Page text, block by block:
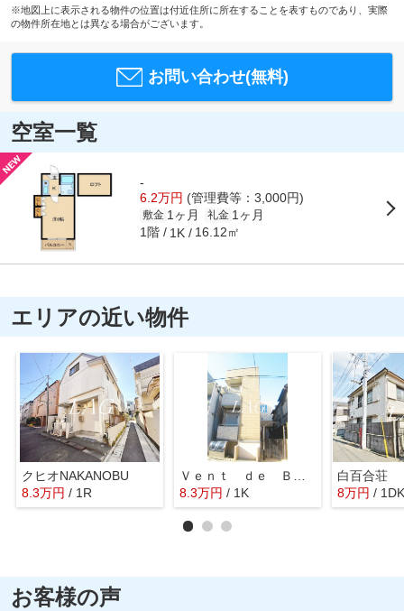
※地図上に表示される物件の位置は付近住所に所在することを表すものであり、実際
の物件所在地とは異なる場合がございます。
お問い合わせ(無料)
空室一覧
-
6.2万円 (管理費等：3,000円)
敷金 1ヶ月 礼金 1ヶ月
1階 1K 16.12㎡
エリアの近い物件
クヒオNAKANOBU
8.3万円 / 1R
8.3万円 / 1K
白百合荘
8万円 / 1DK
お客様の声